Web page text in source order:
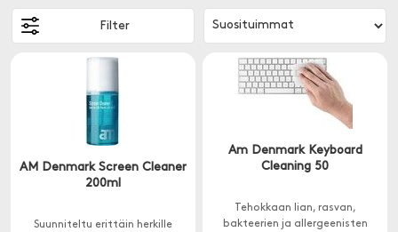
Filter
AM Denmark Screen Cleaner
200ml
Suunniteltu erittäin herkille
Am Denmark Keyboard
Cleaning 50
Tehokkaan lian, rasvan,
bakteerien ja allergeenisten